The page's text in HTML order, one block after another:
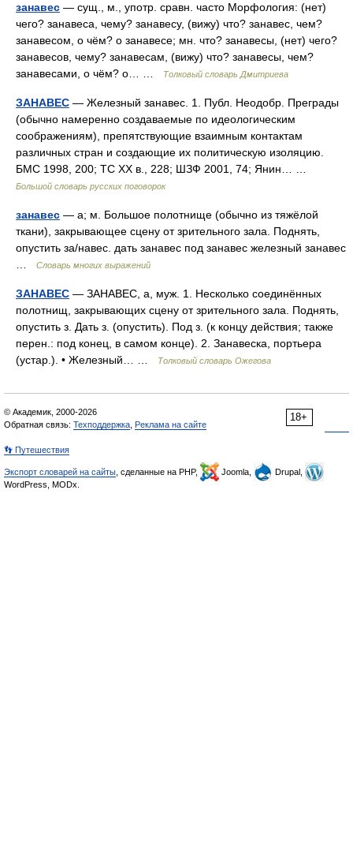
занавес — сущ., м., употр. сравн. часто Морфология: (нет)
чего? занавеса, чему? занавесу, (вижу) что? занавес, чем?
занавесом, о чём? о занавесе; мн. что? занавесы, (нет) чего?
занавесов, чему? занавесам, (вижу) что? занавесы, чем?
занавесами, о чём? о… …
Толковый словарь Дмитриева
ЗАНАВЕС — Железный занавес. 1. Публ. Неодобр. Преграды
(обычно намеренно создаваемые по идеологическим
соображениям), препятствующие взаимным контактам
различных стран и создающие их политическую изоляцию.
БМС 1998, 200; ТС ХХ в., 228; ШЗФ 2001, 74; Янин… …
Большой словарь русских поговорок
занавес — а; м. Большое полотнище (обычно из тяжёлой
ткани), закрывающее сцену от зрительного зала. Поднять,
опустить за/навес. дать занавес под занавес железный занавес
Словарь многих выражений
ЗАНАВЕС — ЗАНАВЕС, а, муж. 1. Несколько соединённых
полотнищ, закрывающих сцену от зрительного зала. Поднять,
опустить з. Дать з. (опустить). Под з. (к концу действия; также
перен.: под конец, в самом конце). 2. Занавеска, портьера
(устар.). • Железный… …
Толковый словарь Ожегова
18+
© Академик, 2000-2026
Обратная связь: Техподдержка Реклама на сайте
👣 Путешествия
Экспорт словарей на сайты , сделанные на PHP, Joomla,
Drupal,
WordPress, MODx.